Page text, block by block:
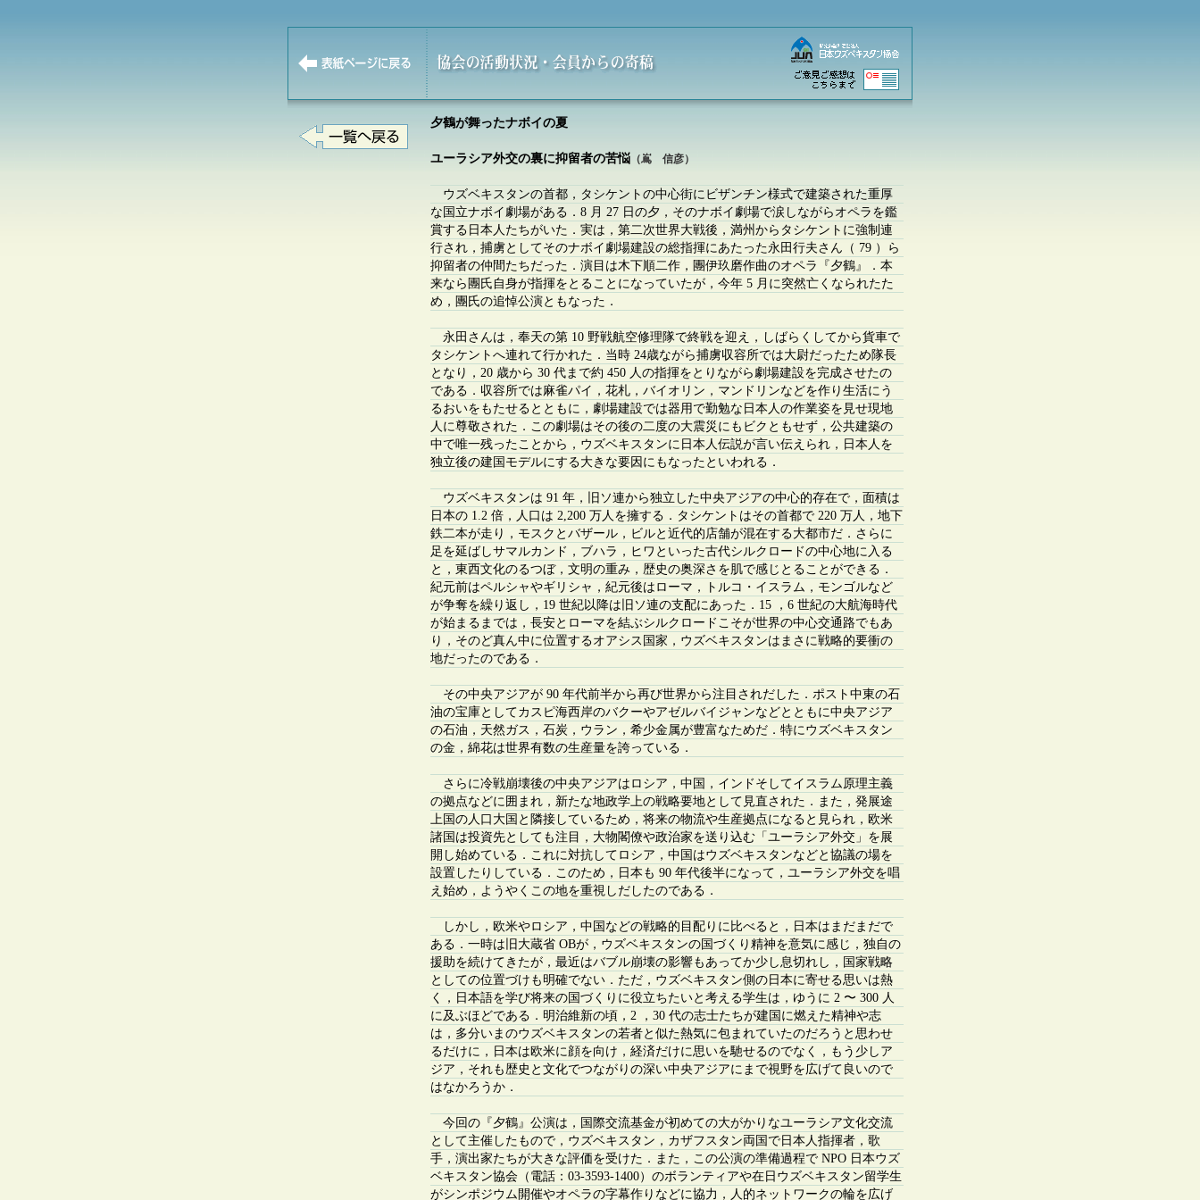
夕鶴が舞ったナボイの夏
ユーラシア外交の裏に抑留者の苦悩 （嶌 信彦）
ウズベキスタンの首都，タシケントの中心街にビザンチン様式で建築された重厚
な国立ナボイ劇場がある．8 月 27 日の夕，そのナボイ劇場で涙しながらオペラを鑑
賞する日本人たちがいた．実は，第二次世界大戦後，満州からタシケントに強制連
行され，捕虜としてそのナボイ劇場建設の総指揮にあたった永田行夫さん（ 79 ）ら
抑留者の仲間たちだった．演目は木下順二作，團伊玖磨作曲のオペラ『夕鶴』．本
来なら團氏自身が指揮をとることになっていたが，今年 5 月に突然亡くなられたた
め，團氏の追悼公演ともなった．
永田さんは，奉天の第 10 野戦航空修理隊で終戦を迎え，しばらくしてから貨車で
タシケントへ連れて行かれた．当時 24歳ながら捕虜収容所では大尉だったため隊長
となり，20 歳から 30 代まで約 450 人の指揮をとりながら劇場建設を完成させたの
である．収容所では麻雀パイ，花札，バイオリン，マンドリンなどを作り生活にう
るおいをもたせるとともに，劇場建設では器用で勤勉な日本人の作業姿を見せ現地
人に尊敬された．この劇場はその後の二度の大震災にもビクともせず，公共建築の
中で唯一残ったことから，ウズベキスタンに日本人伝説が言い伝えられ，日本人を
独立後の建国モデルにする大きな要因にもなったといわれる．
ウズベキスタンは 91 年，旧ソ連から独立した中央アジアの中心的存在で，面積は
日本の 1.2 倍，人口は 2,200 万人を擁する．タシケントはその首都で 220 万人，地下
鉄二本が走り，モスクとバザール，ビルと近代的店舗が混在する大都市だ．さらに
足を延ばしサマルカンド，ブハラ，ヒワといった古代シルクロードの中心地に入る
と，東西文化のるつぼ，文明の重み，歴史の奥深さを肌で感じとることができる．
紀元前はペルシャやギリシャ，紀元後はローマ，トルコ・イスラム，モンゴルなど
が争奪を繰り返し，19 世紀以降は旧ソ連の支配にあった．15 ，6 世紀の大航海時代
が始まるまでは，長安とローマを結ぶシルクロードこそが世界の中心交通路でもあ
り，そのど真ん中に位置するオアシス国家，ウズベキスタンはまさに戦略的要衝の
地だったのである．
その中央アジアが 90 年代前半から再び世界から注目されだした．ポスト中東の石
油の宝庫としてカスピ海西岸のバクーやアゼルバイジャンなどとともに中央アジア
の石油，天然ガス，石炭，ウラン，希少金属が豊富なためだ．特にウズベキスタン
の金，綿花は世界有数の生産量を誇っている．
さらに冷戦崩壊後の中央アジアはロシア，中国，インドそしてイスラム原理主義
の拠点などに囲まれ，新たな地政学上の戦略要地として見直された．また，発展途
上国の人口大国と隣接しているため，将来の物流や生産拠点になると見られ，欧米
諸国は投資先としても注目，大物閣僚や政治家を送り込む「ユーラシア外交」を展
開し始めている．これに対抗してロシア，中国はウズベキスタンなどと協議の場を
設置したりしている．このため，日本も 90 年代後半になって，ユーラシア外交を唱
え始め，ようやくこの地を重視しだしたのである．
しかし，欧米やロシア，中国などの戦略的目配りに比べると，日本はまだまだで
ある．一時は旧大蔵省 OBが，ウズベキスタンの国づくり精神を意気に感じ，独自の
援助を続けてきたが，最近はバブル崩壊の影響もあってか少し息切れし，国家戦略
としての位置づけも明確でない．ただ，ウズベキスタン側の日本に寄せる思いは熱
く，日本語を学び将来の国づくりに役立ちたいと考える学生は，ゆうに 2 〜 300 人
に及ぶほどである．明治維新の頃，2 ，30 代の志士たちが建国に燃えた精神や志
は，多分いまのウズベキスタンの若者と似た熱気に包まれていたのだろうと思わせ
るだけに，日本は欧米に顔を向け，経済だけに思いを馳せるのでなく，もう少しア
ジア，それも歴史と文化でつながりの深い中央アジアにまで視野を広げて良いので
はなかろうか．
今回の『夕鶴』公演は，国際交流基金が初めての大がかりなユーラシア文化交流
として主催したもので，ウズベキスタン，カザフスタン両国で日本人指揮者，歌
手，演出家たちが大きな評価を受けた．また，この公演の準備過程で NPO 日本ウズ
ベキスタン協会（電話：03-3593-1400）のボランティアや在日ウズベキスタン留学生
がシンポジウム開催やオペラの字幕作りなどに協力，人的ネットワークの輪を広げ